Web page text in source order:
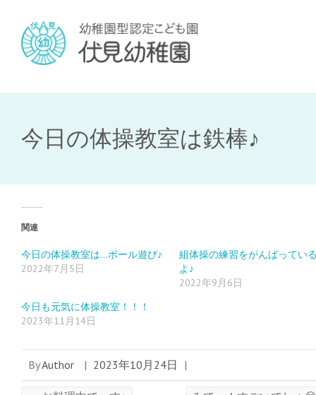
今日の体操教室は鉄棒♪
関連
今日の体操教室は…ボール遊び♪
2022年7月5日
組体操の練習をがんばってい
よ♪
2022年9月6日
今日も元気に体操教室！！！
2023年11月14日
ByAuthor | 2023年10月24日 |